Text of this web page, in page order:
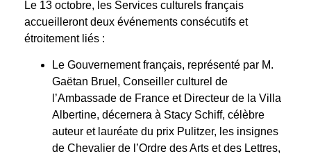
Le 13 octobre, les Services culturels français
accueilleront deux événements consécutifs et
étroitement liés :
Le Gouvernement français, représenté par M.
Gaëtan Bruel, Conseiller culturel de
l’Ambassade de France et Directeur de la Villa
Albertine, décernera à Stacy Schiff, célèbre
auteur et lauréate du prix Pulitzer, les insignes
de Chevalier de l’Ordre des Arts et des Lettres,